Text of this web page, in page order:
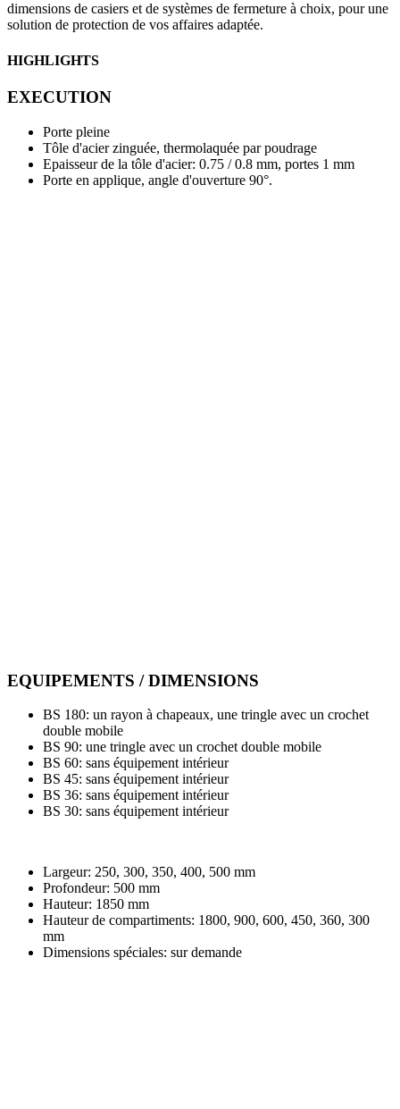
dimensions de casiers et de systèmes de fermeture à choix, pour une
solution de protection de vos affaires adaptée.
HIGHLIGHTS
EXECUTION
Porte pleine
Tôle d'acier zinguée, thermolaquée par poudrage
Epaisseur de la tôle d'acier: 0.75 / 0.8 mm, portes 1 mm
Porte en applique, angle d'ouverture 90°.
EQUIPEMENTS / DIMENSIONS
BS 180: un rayon à chapeaux, une tringle avec un crochet
double mobile
BS 90: une tringle avec un crochet double mobile
BS 60: sans équipement intérieur
BS 45: sans équipement intérieur
BS 36: sans équipement intérieur
BS 30: sans équipement intérieur
Largeur: 250, 300, 350, 400, 500 mm
Profondeur: 500 mm
Hauteur: 1850 mm
Hauteur de compartiments: 1800, 900, 600, 450, 360, 300
mm
Dimensions spéciales: sur demande